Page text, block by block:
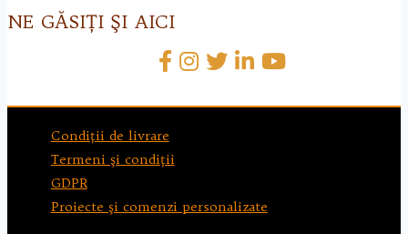
NE GĂSIŢI ŞI AICI
Condiţii de livrare
Termeni şi condiţii
GDPR
Proiecte şi comenzi personalizate